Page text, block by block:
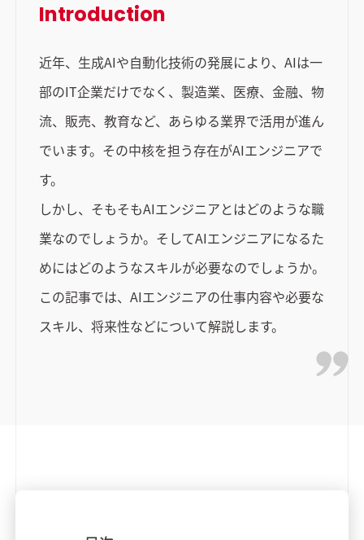
Introduction
近年、生成AIや自動化技術の発展により、AIは一
部のIT企業だけでなく、製造業、医療、金融、物
流、販売、教育など、あらゆる業界で活用が進ん
でいます。その中核を担う存在がAIエンジニアで
す。
しかし、そもそもAIエンジニアとはどのような職
業なのでしょうか。そしてAIエンジニアになるた
めにはどのようなスキルが必要なのでしょうか。
この記事では、AIエンジニアの仕事内容や必要な
スキル、将来性などについて解説します。